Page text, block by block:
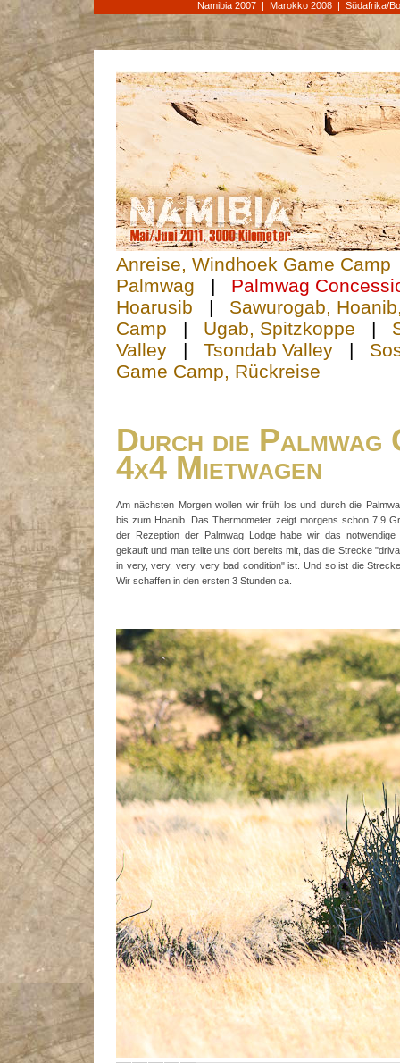
Namibia 2007| Marokko 2008| Südafrika/
Anreise, Windhoek Game Camp
Palmwag | Palmwag
Hoarusib | Sawurogab,
Camp | Ugab, Spitzkoppe |
Valley | Tsondab Valley |
Game Camp, Rückreise
Durch die Palmwag
4x4 Mietwagen
Am nächsten Morgen wollen wir früh los und durch die
bis zum Hoanib. Das Thermometer zeigt morgens schon 7,9
der Rezeption der Palmwag Lodge habe wir das notwendige
gekauft und man teilte uns dort bereits mit, das die Strecke
in very, very, very, very bad condition" ist. Und so ist die
Wir schaffen in den ersten 3 Stunden ca.